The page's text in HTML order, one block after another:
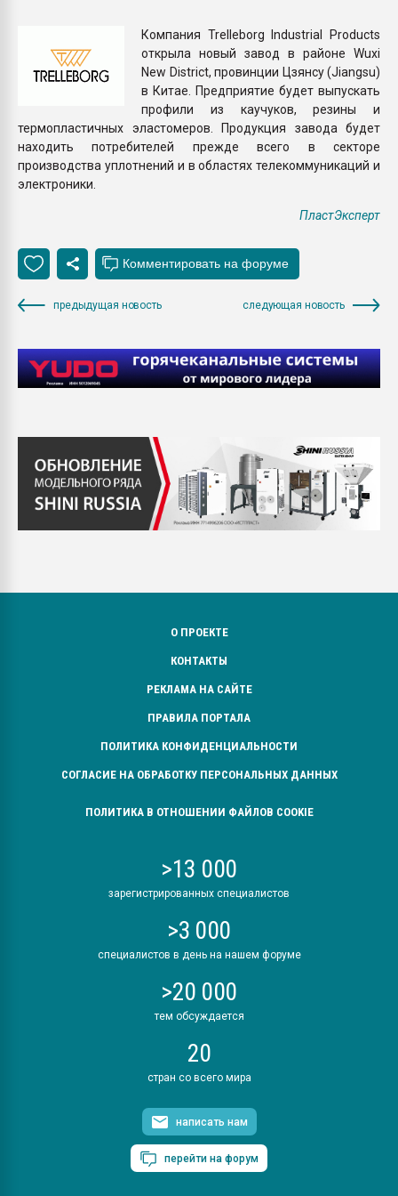
ПЕРЕЙТИ НА
Компания Trelleborg Industrial Products
открыла новый завод в районе Wuxi
New District, провинции Цзянсу (Jiangsu)
в Китае. Предприятие будет выпускать
профили из каучуков, резины и
термопластичных эластомеров. Продукция завода будет
находить потребителей прежде всего в секторе
производства уплотнений и в областях телекоммуникаций и
электроники.
ПластЭксперт
предыдущая новость следующая новость
О ПРОЕКТЕ
КОНТАКТЫ
РЕКЛАМА НА САЙТЕ
ПРАВИЛА ПОРТАЛА
ПОЛИТИКА КОНФИДЕНЦИАЛЬНОСТИ
СОГЛАСИЕ НА ОБРАБОТКУ ПЕРСОНАЛЬНЫХ ДАННЫХ
ПОЛИТИКА В ОТНОШЕНИИ ФАЙЛОВ COOKIE
>13 000
зарегистрированных специалистов
>3 000
специалистов в день на нашем форуме
>20 000
тем обсуждается
20
стран со всего мира
написать нам
перейти на форум